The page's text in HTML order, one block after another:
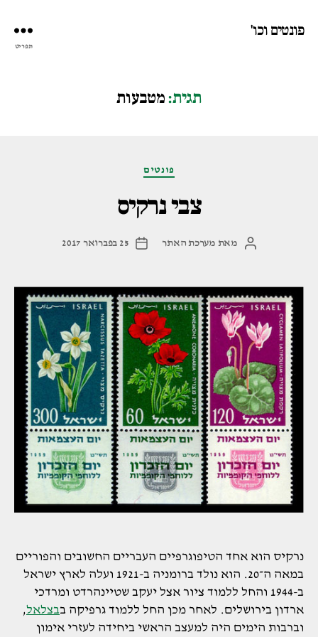
פונטים וכו'
תפריט
תגית:מטבעות
קטגוריותפונטים
צבי נרקיס
המחבר
מאת מערכת האתר
תאריך
25 בפברואר 2017
נרקיס הוא אחד הטיפוגרפיים העבריים החשובים והפוריים
במאה ה־20. הוא נולד ברומניה ב-1921 ועלה לארץ ישראל
ב-1944 והחל ללמוד ציור אצל יעקב שטיינהרדט ומרדכי
ארדון בירושלים. לאחר מכן החל ללמוד גרפיקה בבצלאל,
וברבות הימים היה למעצב הראשי ביחידה לעזרי אימון